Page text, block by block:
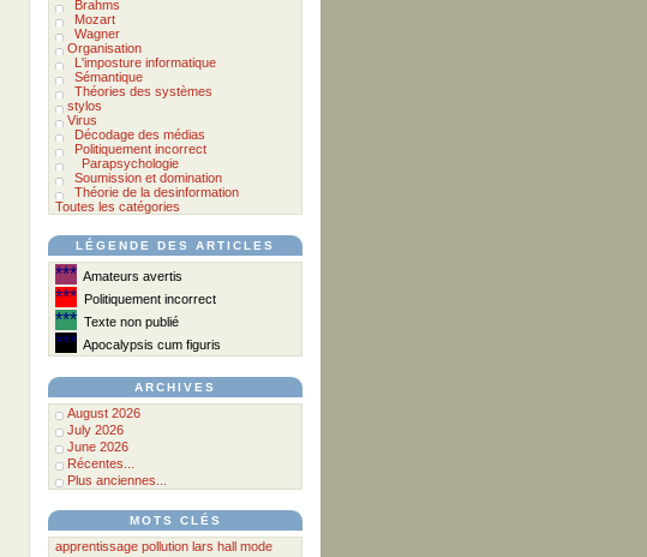
Brahms
Mozart
Wagner
Organisation
L'imposture informatique
Sémantique
Théories des systèmes
stylos
Virus
Décodage des médias
Politiquement incorrect
Parapsychologie
Soumission et domination
Théorie de la desinformation
Toutes les catégories
LÉGENDE DES ARTICLES
*** Amateurs avertis
*** Politiquement incorrect
*** Texte non publié
*** Apocalypsis cum figuris
ARCHIVES
August 2026
July 2026
June 2026
Récentes...
Plus anciennes...
MOTS CLÉS
apprentissage pollution lars hall mode